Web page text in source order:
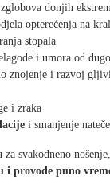
zglobova donjih
opterećenja na
stopala
i umora od
znojenje i razvoj
i zraka
i smanjenje
svakodneno
i provode puno